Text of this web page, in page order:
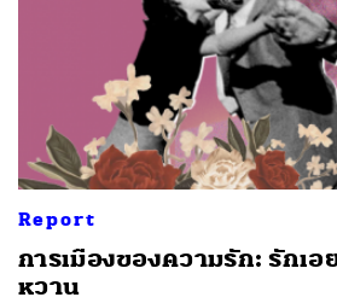
Report
การเมืองของความรัก: รักเ
หวาน